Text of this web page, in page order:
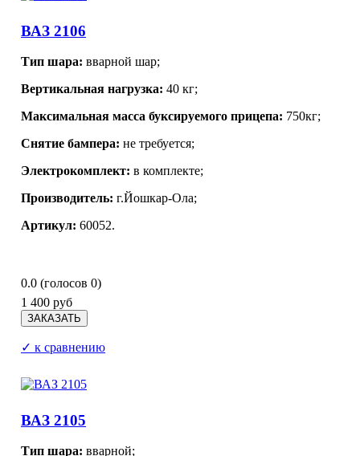
ВАЗ 2106
Тип шара: вварной шар;
Вертикальная нагрузка: 40 кг;
Максимальная масса буксируемого прицепа: 750кг;
Снятие бампера: не требуется;
Электрокомплект: в комплекте;
Производитель: г.Йошкар-Ола;
Артикул: 60052.
0.0 (голосов 0)
1 400 руб
✓ к сравнению
ВАЗ 2105
Тип шара: вварной;